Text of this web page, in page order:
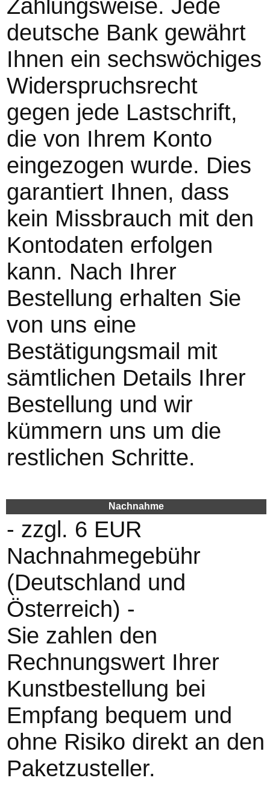
Zahlungsweise. Jede
deutsche Bank gewährt
Ihnen ein sechswöchiges
Widerspruchsrecht
gegen jede Lastschrift,
die von Ihrem Konto
eingezogen wurde. Dies
garantiert Ihnen, dass
kein Missbrauch mit den
Kontodaten erfolgen
kann. Nach Ihrer
Bestellung erhalten Sie
von uns eine
Bestätigungsmail mit
sämtlichen Details Ihrer
Bestellung und wir
kümmern uns um die
restlichen Schritte.
Nachnahme
- zzgl. 6 EUR
Nachnahmegebühr
(Deutschland und
Österreich) -
Sie zahlen den
Rechnungswert Ihrer
Kunstbestellung bei
Empfang bequem und
ohne Risiko direkt an den
Paketzusteller.